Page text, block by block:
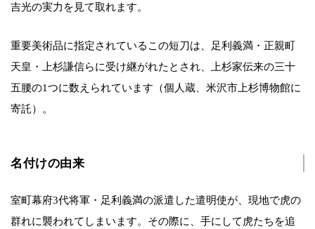
吉光の実力を見て取れます。
重要美術品に指定されているこの短刀は、足利義満・正親町
天皇・上杉謙信らに受け継がれたとされ、上杉家伝来の三十
五腰の1つに数えられています（個人蔵、米沢市上杉博物館に
寄託）。
名付けの由来
室町幕府3代将軍・足利義満の派遣した遣明使が、現地で虎の
群れに襲われてしまいます。その際に、手にして虎たちを追